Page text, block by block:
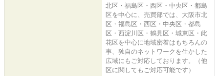
北区・福島区・西区・中央区・都島
区を中心に、売買部では、大阪市北
区・福島区・西区・中央区・都島
区・西淀川区・鶴見区・城東区・此
花区を中心に地域密着はもちろんの
事、独自のネットワークを生かした
広域にもご対応しております。（他
区に関してもご対応可能です）